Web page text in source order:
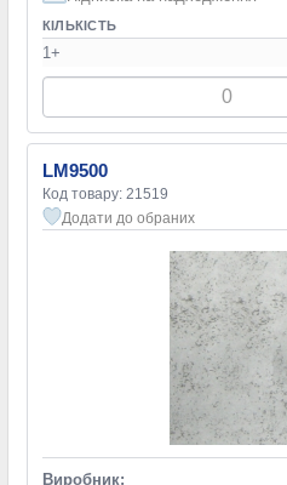
КІЛЬКІСТЬ
1+
LM9500
Код товару: 21519
Додати до обраних
Виробник: